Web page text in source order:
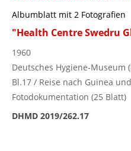
Albumblatt mit 2 Fotografien
"Health Centre Swedru
1960
Deutsches Hygiene-Museum
Bl.17 / Reise nach Guinea
Fotodokumentation (25 Blatt)
DHMD 2019/262.17